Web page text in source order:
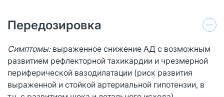
Передозировка
Симптомы: выраженное снижение АД с возможным
развитием рефлекторной тахикардии и чрезмерной
периферической вазодилатации (риск развития
выраженной и стойкой артериальной гипотензии, в